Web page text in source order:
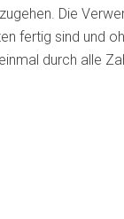
Die
fertig sind und
durch alle